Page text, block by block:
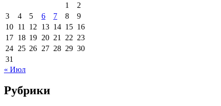
1
2
3
4 5 6 7 8
9
10 11 12 13 14 15 16
17 18 19 20 21 22 23
24 25 26 27 28 29 30
31
« Июл
Рубрики